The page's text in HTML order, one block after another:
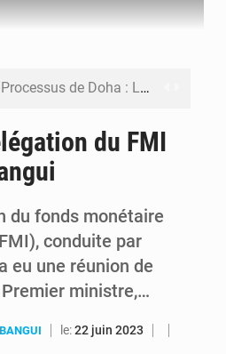
Processus de Doha : La RDC libère 15 prisonniers et réaffirme sa détermination à respecter ses engagements
Comment des milliers d’Africains protègent et font fructifier leur argent avec l’USDT
RDC : Raïssa Malu lance les préparatifs d’une Table ronde nationale sur l’éducation inclusive des enfants handicapés
du FMI
du fonds monétaire
conduite par
eu une réunion de
ministre,…
le:22 juin 2023